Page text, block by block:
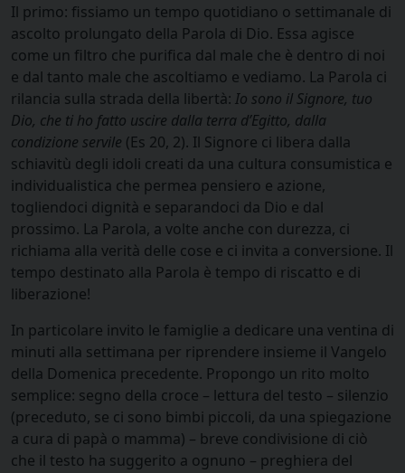
Il primo: fissiamo un tempo quotidiano o settimanale di
ascolto prolungato della Parola di Dio. Essa agisce
come un filtro che purifica dal male che è dentro di noi
e dal tanto male che ascoltiamo e vediamo. La Parola ci
rilancia sulla strada della libertà: Io sono il Signore, tuo
Dio, che ti ho fatto uscire dalla terra d’Egitto, dalla
condizione servile (Es 20, 2). Il Signore ci libera dalla
schiavitù degli idoli creati da una cultura consumistica e
individualistica che permea pensiero e azione,
togliendoci dignità e separandoci da Dio e dal
prossimo. La Parola, a volte anche con durezza, ci
richiama alla verità delle cose e ci invita a conversione. Il
tempo destinato alla Parola è tempo di riscatto e di
liberazione!
In particolare invito le famiglie a dedicare una ventina di
minuti alla settimana per riprendere insieme il Vangelo
della Domenica precedente. Propongo un rito molto
semplice: segno della croce – lettura del testo – silenzio
(preceduto, se ci sono bimbi piccoli, da una spiegazione
a cura di papà o mamma) – breve condivisione di ciò
che il testo ha suggerito a ognuno – preghiera del